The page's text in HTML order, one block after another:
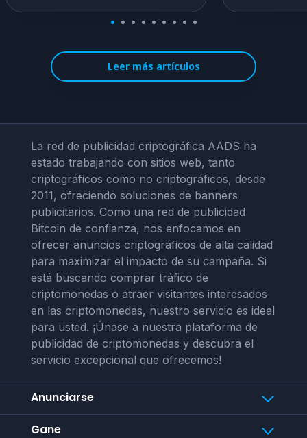
Leer más artículos
La red de publicidad criptográfica AADS ha
estado trabajando con sitios web, tanto
criptográficos como no criptográficos, desde
2011, ofreciendo soluciones de banners
publicitarios. Como una red de publicidad
Bitcoin de confianza, nos enfocamos en
ofrecer anuncios criptográficos de alta calidad
para maximizar el impacto de su campaña. Si
está buscando comprar tráfico de
criptomonedas o atraer visitantes interesados
en las criptomonedas, nuestro servicio es ideal
para usted. ¡Únase a nuestra plataforma de
publicidad de criptomonedas y descubra el
servicio excepcional que ofrecemos!
Anunciarse
Gane